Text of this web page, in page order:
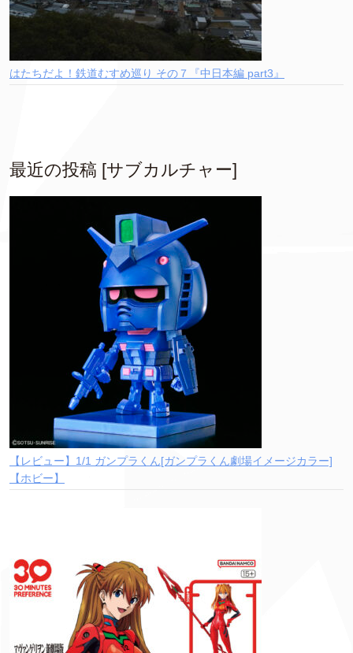
はたちだよ！鉄道むすめ巡り その７『中日本編 part3』
最近の投稿 [サブカルチャー]
【レビュー】1/1 ガンプラくん[ガンプラくん劇場イメージカラー]
【ホビー】